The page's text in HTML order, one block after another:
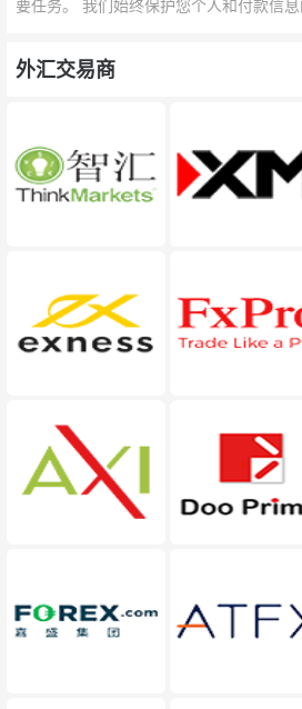
要任务。 我们始终保护您个人和付款信
外汇交易商